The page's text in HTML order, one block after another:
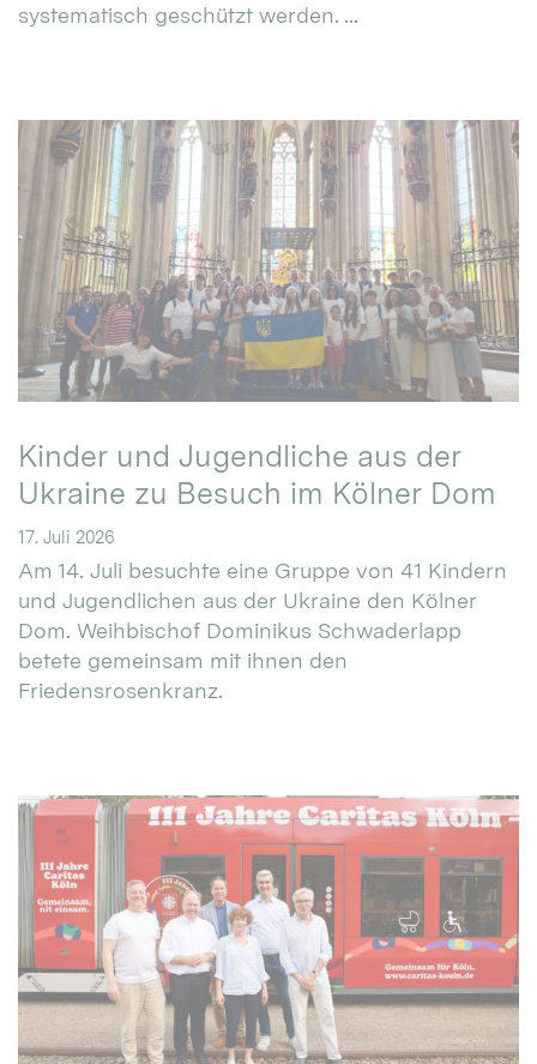
systematisch geschützt werden. ...
Kinder und Jugendliche aus der
Ukraine zu Besuch im Kölner Dom
17. Juli 2026
Am 14. Juli besuchte eine Gruppe von 41 Kindern
und Jugendlichen aus der Ukraine den Kölner
Dom. Weihbischof Dominikus Schwaderlapp
betete gemeinsam mit ihnen den
Friedensrosenkranz.